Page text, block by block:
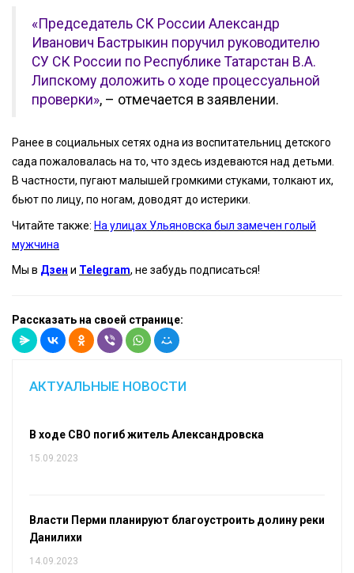
«Председатель СК России Александр
Иванович Бастрыкин поручил руководителю
СУ СК России по Республике Татарстан В.А.
Липскому доложить о ходе процессуальной
проверки», – отмечается в заявлении.
Ранее в социальных сетях одна из воспитательниц детского
сада пожаловалась на то, что здесь издеваются над детьми.
В частности, пугают малышей громкими стуками, толкают их,
бьют по лицу, по ногам, доводят до истерики.
Читайте также: На улицах Ульяновска был замечен голый
мужчина
Мы в Дзен и Telegram, не забудь подписаться!
Рассказать на своей странице:
АКТУАЛЬНЫЕ НОВОСТИ
В ходе СВО погиб житель Александровска
15.09.2023
Власти Перми планируют благоустроить долину реки
Данилихи
14.09.2023